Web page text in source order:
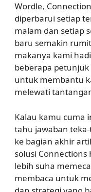
Wordle,
diperbarui setiap
malam dan setiap
baru semakin
makanya kami
beberapa petunjuk
untuk membantu
melewati
Kalau kamu cuma
tahu jawaban
ke bagian akhir
solusi Connections
lebih suha
membaca untuk